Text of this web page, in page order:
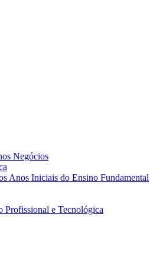
Negócios
Anos Iniciais do Ensino Fundamental
Profissional e Tecnológica